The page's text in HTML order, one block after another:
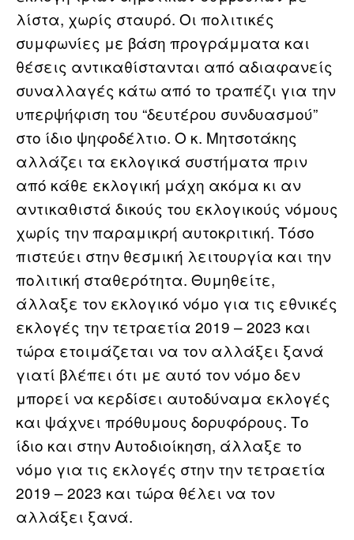
λίστα, χωρίς σταυρό. Οι πολιτικές
συμφωνίες με βάση προγράμματα και
θέσεις αντικαθίστανται από αδιαφανείς
συναλλαγές κάτω από το τραπέζι για την
υπερψήφιση του “δευτέρου συνδυασμού”
στο ίδιο ψηφοδέλτιο. Ο κ. Μητσοτάκης
αλλάζει τα εκλογικά συστήματα πριν
από κάθε εκλογική μάχη ακόμα κι αν
αντικαθιστά δικούς του εκλογικούς νόμους
χωρίς την παραμικρή αυτοκριτική. Τόσο
πιστεύει στην θεσμική λειτουργία και την
πολιτική σταθερότητα. Θυμηθείτε,
άλλαξε τον εκλογικό νόμο για τις εθνικές
εκλογές την τετραετία 2019 – 2023 και
τώρα ετοιμάζεται να τον αλλάξει ξανά
γιατί βλέπει ότι με αυτό τον νόμο δεν
μπορεί να κερδίσει αυτοδύναμα εκλογές
και ψάχνει πρόθυμους δορυφόρους. Το
ίδιο και στην Αυτοδιοίκηση, άλλαξε το
νόμο για τις εκλογές στην την τετραετία
2019 – 2023 και τώρα θέλει να τον
αλλάξει ξανά.